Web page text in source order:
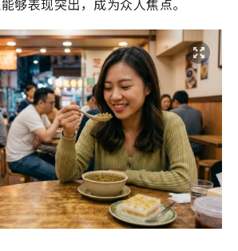
够表现突出，成为众人焦点。